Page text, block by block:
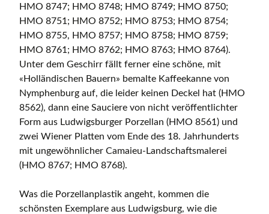
HMO 8747; HMO 8748; HMO 8749; HMO 8750;
HMO 8751; HMO 8752; HMO 8753; HMO 8754;
HMO 8755, HMO 8757; HMO 8758; HMO 8759;
HMO 8761; HMO 8762; HMO 8763; HMO 8764).
Unter dem Geschirr fällt ferner eine schöne, mit
«Holländischen Bauern» bemalte Kaffeekanne von
Nymphenburg auf, die leider keinen Deckel hat (HMO
8562), dann eine Sauciere von nicht veröffentlichter
Form aus Ludwigsburger Porzellan (HMO 8561) und
zwei Wiener Platten vom Ende des 18. Jahrhunderts
mit ungewöhnlicher Camaieu-Landschaftsmalerei
(HMO 8767; HMO 8768).
Was die Porzellanplastik angeht, kommen die
schönsten Exemplare aus Ludwigsburg, wie die